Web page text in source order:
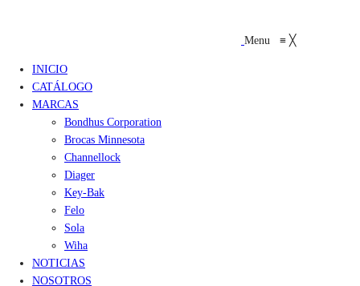
Menu ≡ ╳
INICIO
CATÁLOGO
MARCAS
Bondhus Corporation
Brocas Minnesota
Channellock
Diager
Key-Bak
Felo
Sola
Wiha
NOTICIAS
NOSOTROS